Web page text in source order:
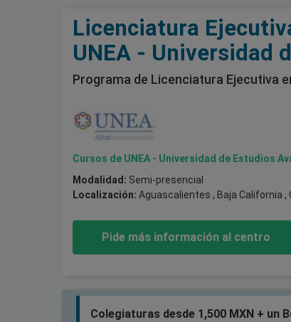
Licenciatura
UNEA - Universidad
Programa de Licenciatura Ejecutiva
Cursos de UNEA - Universidad de Estudios
Modalidad: Semi-presencial
Localización: Aguascalientes , Baja California ,
Pide más información al centro
Colegiaturas desde 1,500 MXN +